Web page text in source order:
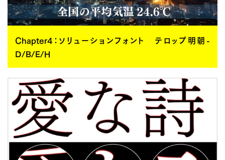
Chapter4：ソリューションフォント テロップ明朝-
D/B/E/H